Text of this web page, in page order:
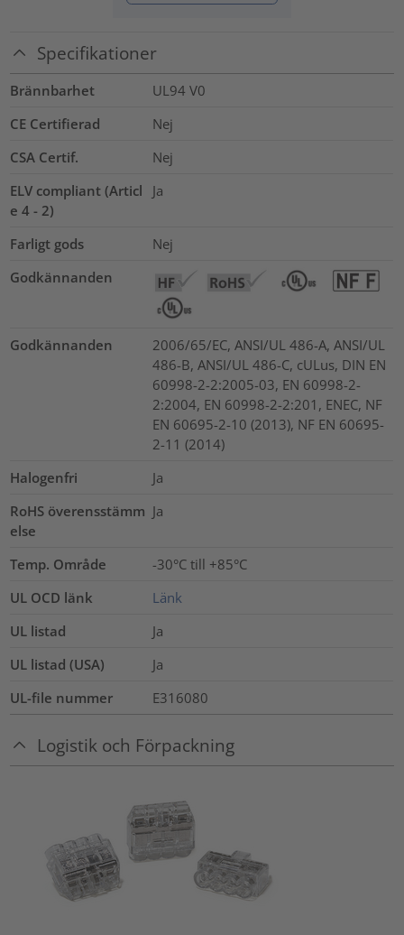
Specifikationer
Brännbarhet
UL94 V0
CE Certifierad
Nej
CSA Certif.
Nej
ELV compliant (Articl
e 4 - 2)
Ja
Farligt gods
Nej
Godkännanden
Godkännanden
2006/65/EC, ANSI/UL 486-A, ANSI/UL
486-B, ANSI/UL 486-C, cULus, DIN EN
60998-2-2:2005-03, EN 60998-2-
2:2004, EN 60998-2-2:201, ENEC, NF
EN 60695-2-10 (2013), NF EN 60695-
2-11 (2014)
Halogenfri
Ja
RoHS överensstämm
else
Ja
Temp. Område
-30°C till +85°C
UL OCD länk
Länk
UL listad
Ja
UL listad (USA)
Ja
UL-file nummer
E316080
Logistik och Förpackning